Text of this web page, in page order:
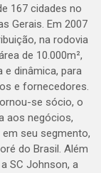
167 cidades no
Gerais. Em 2007
na rodovia
de 10.000m²,
dinâmica, para
e fornecedores.
se sócio, o
aos negócios,
seu segmento,
do Brasil. Além
SC Johnson, a